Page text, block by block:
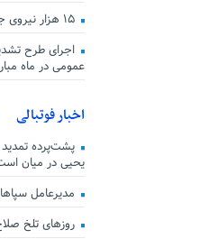
۱۵ هزار نیروی جدید به نظام سلامت کشور افزوده شد
اجرای طرح
عمومی در ماه
اخبار فوتبالی
پشت‌پرده تمدید
یحیی در میان
مدیرعامل
روزهای تلخ